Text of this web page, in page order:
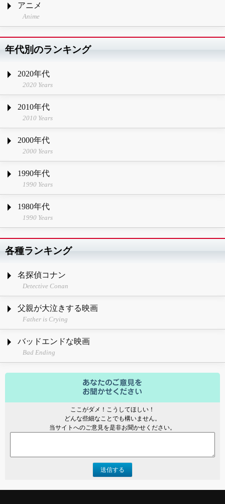
アニメ
Anime
年代別のランキング
2020年代
2020 Years
2010年代
2010 Years
2000年代
2000 Years
1990年代
1990 Years
1980年代
1990 Years
各種ランキング
名探偵コナン
Detective Conan
父親が大泣きする映画
Father is Crying
バッドエンドな映画
Bad Ending
ここがダメ！こうしてほしい！
どんな些細なことでも構いません。
当サイトへのご意見を是非お聞かせください。
送信する